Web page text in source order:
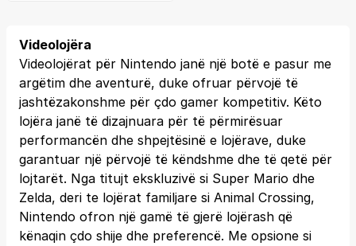
Videolojëra
Videolojërat për Nintendo janë një botë e pasur me
argëtim dhe aventurë, duke ofruar përvojë të
jashtëzakonshme për çdo gamer kompetitiv. Këto
lojëra janë të dizajnuara për të përmirësuar
performancën dhe shpejtësinë e lojërave, duke
garantuar një përvojë të këndshme dhe të qetë për
lojtarët. Nga titujt ekskluzivë si Super Mario dhe
Zelda, deri te lojërat familjare si Animal Crossing,
Nintendo ofron një gamë të gjerë lojërash që
kënaqin çdo shije dhe preferencë. Me opsione si